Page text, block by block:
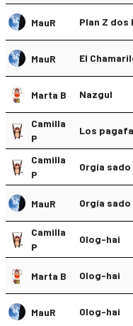
MauR Plan Z dos
MauR El
Marta B Nazgul
Camilla
P
Los
Camilla
P
Orgía
MauR Orgía
Camilla
P
Olog-hai
Marta B Olog-hai
MauR Olog-hai